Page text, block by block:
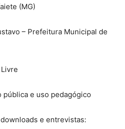
(MG)
– Prefeitura Municipal de
pública e uso pedagógico
e entrevistas: